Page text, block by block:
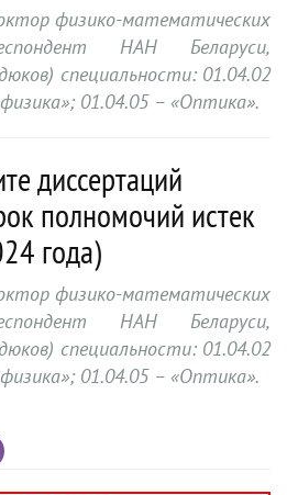
физико-математических
НАН Беларуси,
специальности: 01.04.02
01.04.05 – «Оптика».
диссертаций
полномочий истек
года)
физико-математических
НАН Беларуси,
специальности: 01.04.02
01.04.05 – «Оптика».